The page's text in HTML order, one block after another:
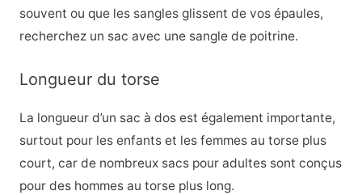
souvent ou que les sangles glissent de vos épaules,
recherchez un sac avec une sangle de poitrine.
Longueur du torse
La longueur d’un sac à dos est également importante,
surtout pour les enfants et les femmes au torse plus
court, car de nombreux sacs pour adultes sont conçus
pour des hommes au torse plus long.